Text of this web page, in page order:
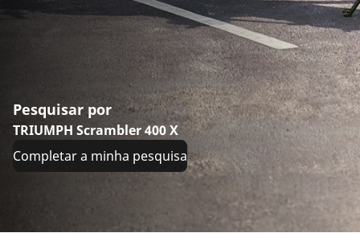
Pesquisar por
TRIUMPH Scrambler 400 X
Completar a minha pesquisa